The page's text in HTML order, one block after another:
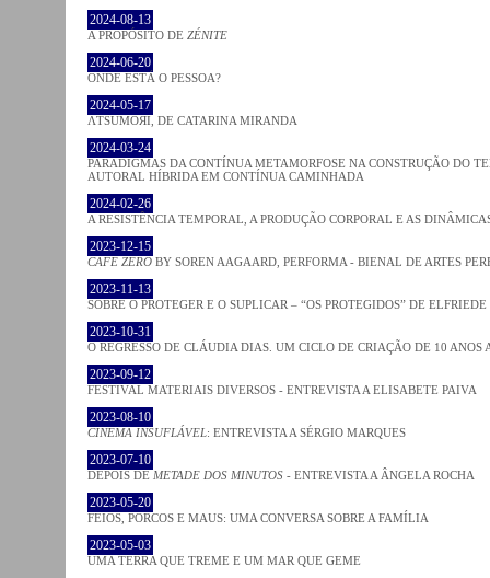
2024-08-13
A PROPÓSITO DE ZÉNITE
2024-06-20
ONDE ESTÁ O PESSOA?
2024-05-17
ΛƬSUMOЯI, DE CATARINA MIRANDA
2024-03-24
PARADIGMAS DA CONTÍNUA METAMORFOSE NA CONSTRUÇÃO DO
AUTORAL HÍBRIDA EM CONTÍNUA CAMINHADA
2024-02-26
A RESISTÊNCIA TEMPORAL, A PRODUÇÃO CORPORAL E AS
2023-12-15
CAFE ZERO BY SOREN AAGAARD, PERFORMA - BIENAL DE ARTES
2023-11-13
SOBRE O PROTEGER E O SUPLICAR – “OS PROTEGIDOS” DE
2023-10-31
O REGRESSO DE CLÁUDIA DIAS. UM CICLO DE CRIAÇÃO DE 10
2023-09-12
FESTIVAL MATERIAIS DIVERSOS - ENTREVISTA A ELISABETE PAIVA
2023-08-10
CINEMA INSUFLÁVEL: ENTREVISTA A SÉRGIO MARQUES
2023-07-10
DEPOIS DE METADE DOS MINUTOS - ENTREVISTA A ÂNGELA ROCHA
2023-05-20
FEIOS, PORCOS E MAUS: UMA CONVERSA SOBRE A FAMÍLIA
2023-05-03
UMA TERRA QUE TREME E UM MAR QUE GEME